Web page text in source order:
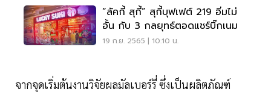
“ลัคกี้ สุกี้” สุกี้บุฟเฟต์ 219 อิ่มไม่
อั้น กับ 3 กลยุทธ์ตอดแชร์บิ๊กเนม
19 ก.ย. 2565 | 10:10 น.
จากจุดเริ่มต้นงานวิจัยผลมัลเบอร์รี่ ซึ่งเป็นผลิตภัณฑ์